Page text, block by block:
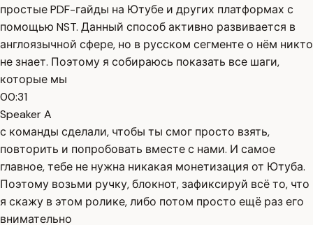
простые PDF-гайды на Ютубе и других платформах с
помощью NST. Данный способ активно развивается в
англоязычной сфере, но в русском сегменте о нём никто
не знает. Поэтому я собираюсь показать все шаги,
которые мы
00:31
Speaker A
с команды сделали, чтобы ты смог просто взять,
повторить и попробовать вместе с нами. И самое
главное, тебе не нужна никакая монетизация от Ютуба.
Поэтому возьми ручку, блокнот, зафиксируй всё то, что
я скажу в этом ролике, либо потом просто ещё раз его
внимательно